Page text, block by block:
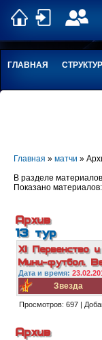
ГЛАВНАЯ
Главная » матчи »
В разделе
Показано материалов:
Архив
13 тур
XI Первенство
Мини-футбол.
Дата и время:
Звезда
Просмотров: 697 |
Архив